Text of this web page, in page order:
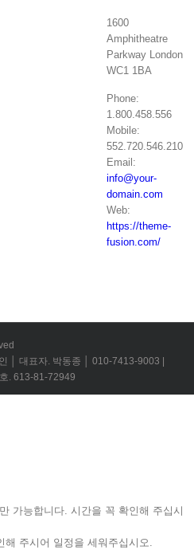
1600
Amphitheatre
Parkway London
WC1 1BA
Phone:
1.800.458.556
Mobile:
552.720.546.210
Email:
info@your-
domain.com
Web:
https://theme-
fusion.com/
│ 대표자. 박동종 │ 010-7413-9003 |
. 613-81-72949
가능합니다. 시간을 꼭 확인해 주십시
주시어 일정을 세워주십시오.